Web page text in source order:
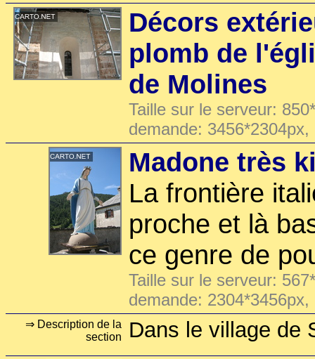
Décors
plomb de
de Molines
Taille sur le serveur:
demande:
Madone très
La frontière
proche et là
ce genre de
Taille sur le serveur:
demande:
⇒ Description de la
section
Dans le village de